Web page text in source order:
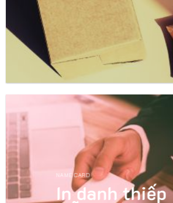
NAME CARD
In danh thiếp